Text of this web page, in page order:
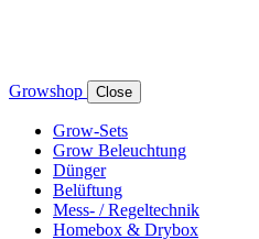
Growshop Close
Grow-Sets
Grow Beleuchtung
Dünger
Belüftung
Mess- / Regeltechnik
Homebox & Drybox